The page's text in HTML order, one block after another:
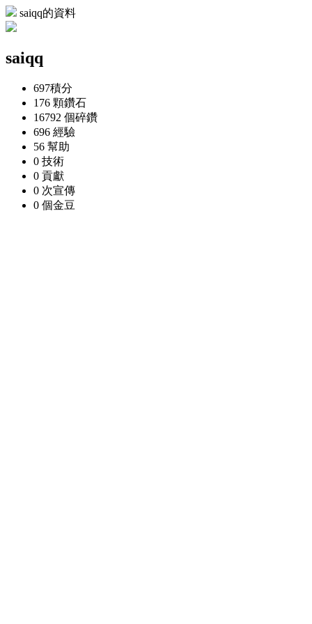
saiqq的資料
saiqq
697積分
176 顆鑽石
16792 個碎鑽
696 經驗
56 幫助
0 技術
0 貢獻
0 次宣傳
0 個金豆